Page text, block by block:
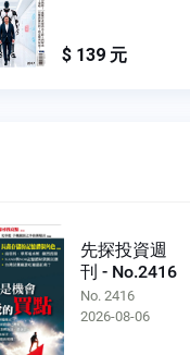
$ 139 元
先探投資週
刊 - No.2416
No. 2416
2026-08-06